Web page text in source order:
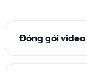
Đóng gói video